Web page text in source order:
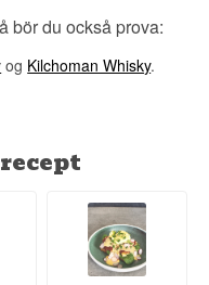
bör du också prova:
og Kilchoman Whisky.